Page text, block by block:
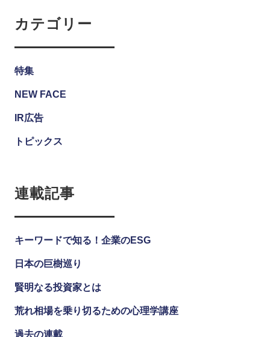
カテゴリー
特集
NEW FACE
IR広告
トピックス
連載記事
キーワードで知る！企業のESG
日本の巨樹巡り
賢明なる投資家とは
荒れ相場を乗り切るための心理学講座
過去の連載